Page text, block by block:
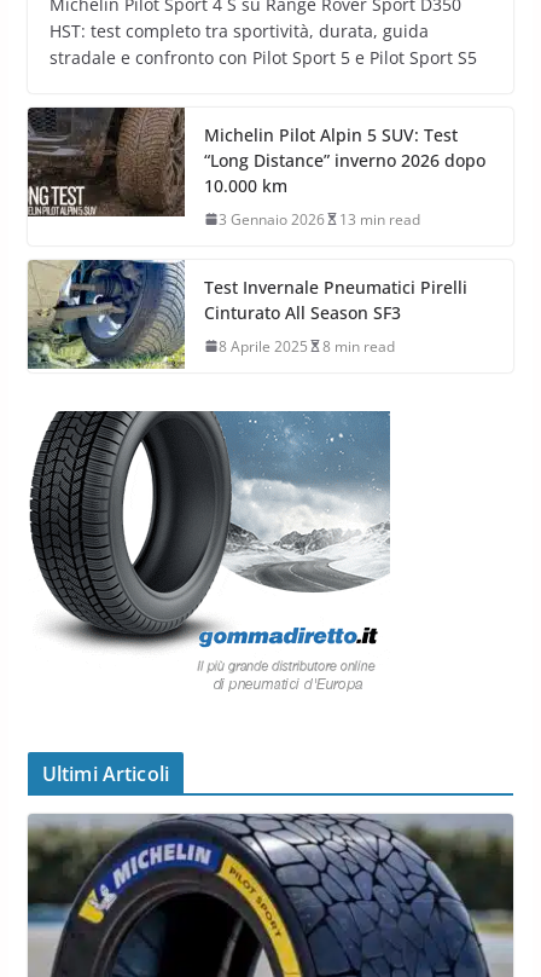
HST: test completo tra sportività, durata, guida
stradale e confronto con Pilot Sport 5 e Pilot Sport S5
Michelin Pilot Alpin 5 SUV: Test
“Long Distance” inverno 2026 dopo
10.000 km
3 Gennaio 2026 13 min read
Test Invernale Pneumatici Pirelli
Cinturato All Season SF3
8 Aprile 2025 8 min read
Ultimi Articoli